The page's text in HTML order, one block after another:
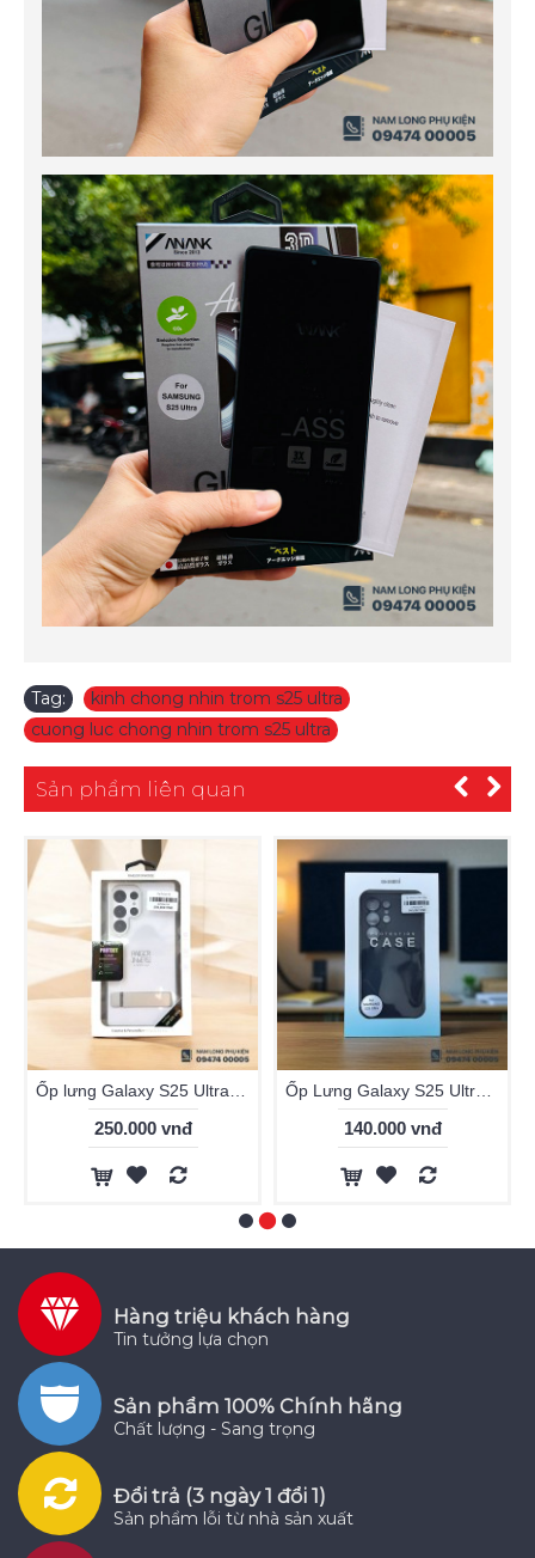
Tag: kinh chong nhin trom s25 ultra
cuong luc chong nhin trom s25 ultra
Sản phẩm liên quan
250.000 vnđ 140.000 vnđ
Hàng triệu khách hàng
Tin tưởng lựa chọn
Sản phẩm 100% Chính hãng
Chất lượng - Sang trọng
Đổi trả (3 ngày 1 đổi 1)
Sản phẩm lỗi từ nhà sản xuất